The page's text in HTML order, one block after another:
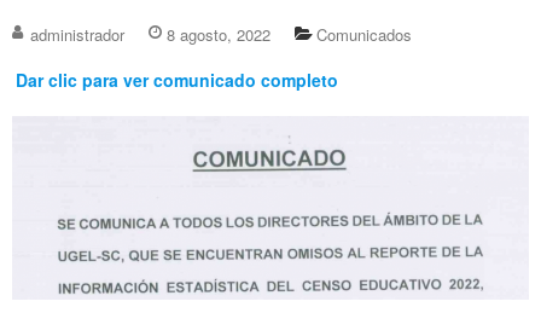
administrador 8 agosto, 2022 Comunicados
Dar clic para ver comunicado completo